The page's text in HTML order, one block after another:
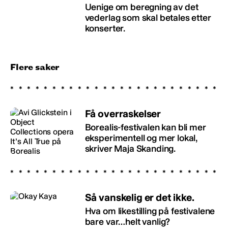
Uenige om beregning av det
vederlag som skal betales etter
konserter.
Flere saker
Få overraskelser
Borealis-festivalen kan bli mer
eksperimentell og mer lokal,
skriver Maja Skanding.
Så vanskelig er det ikke.
Hva om likestilling på festivalene
bare var…helt vanlig?